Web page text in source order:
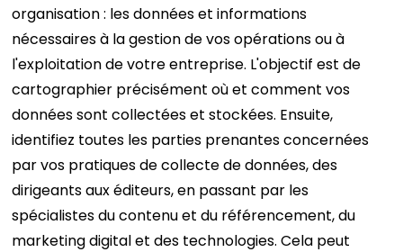
organisation : les données et informations
nécessaires à la gestion de vos opérations ou à
l'exploitation de votre entreprise. L'objectif est de
cartographier précisément où et comment vos
données sont collectées et stockées. Ensuite,
identifiez toutes les parties prenantes concernées
par vos pratiques de collecte de données, des
dirigeants aux éditeurs, en passant par les
spécialistes du contenu et du référencement, du
marketing digital et des technologies. Cela peut